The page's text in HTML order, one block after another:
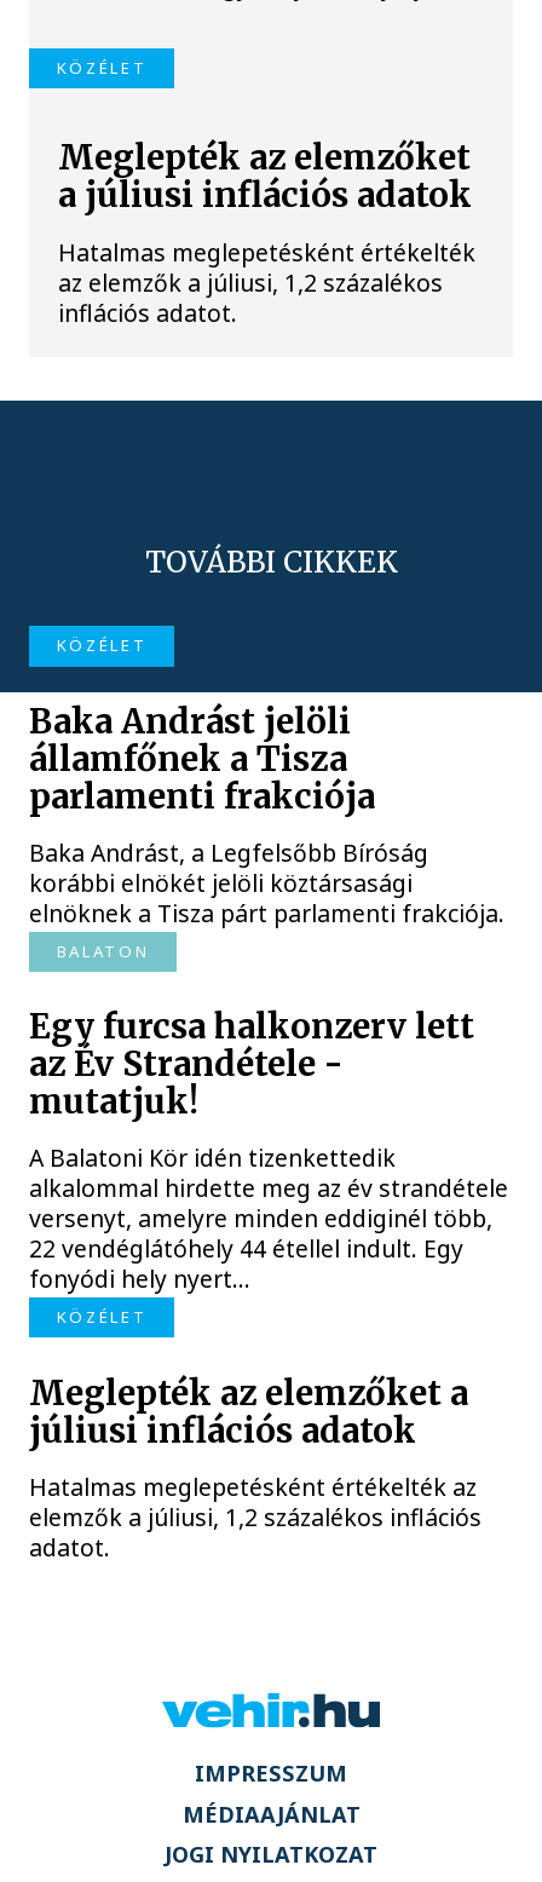
KÖZÉLET
Meglepték az elemzőket
a júliusi inflációs adatok
Hatalmas meglepetésként értékelték
az elemzők a júliusi, 1,2 százalékos
inflációs adatot.
TOVÁBBI CIKKEK
KÖZÉLET
Baka Andrást jelöli
államfőnek a Tisza
parlamenti frakciója
Baka Andrást, a Legfelsőbb Bíróság
korábbi elnökét jelöli köztársasági
elnöknek a Tisza párt parlamenti frakciója.
BALATON
Egy furcsa halkonzerv lett
az Év Strandétele -
mutatjuk!
A Balatoni Kör idén tizenkettedik
alkalommal hirdette meg az év strandétele
versenyt, amelyre minden eddiginél több,
22 vendéglátóhely 44 étellel indult. Egy
fonyódi hely nyert...
KÖZÉLET
Meglepték az elemzőket a
júliusi inflációs adatok
Hatalmas meglepetésként értékelték az
elemzők a júliusi, 1,2 százalékos inflációs
adatot.
IMPRESSZUM
MÉDIAAJÁNLAT
JOGI NYILATKOZAT